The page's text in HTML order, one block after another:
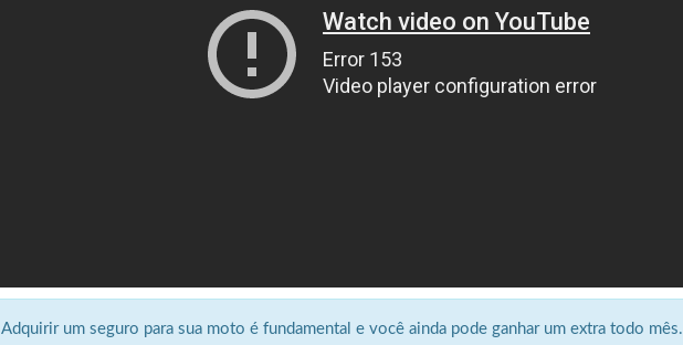
Adquirir um seguro para sua moto é fundamental e você ainda pode ganhar um extra todo mês.